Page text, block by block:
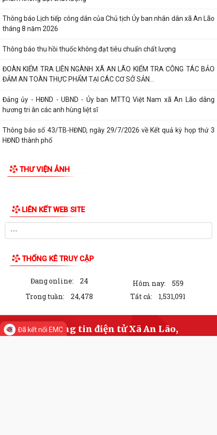
TIN MỚI
Thông báo về việc báo cáo nhanh tình hình khám sức khỏe định kỳ cho
công chức, viên chức, người lao...
Thông báo về việc đình chỉ lưu hành lưu hành, thu hồi và tiêu huỷ mỹ
Thông báo Lịch tiếp công dân của Chủ tịch Ủy ban nhân dân xã An Lão
Thông báo thu hồi thuốc không đạt tiêu chuẩn chất lượng
ĐOÀN KIỂM TRA LIÊN NGÀNH XÃ AN LÃO KIỂM TRA CÔNG TÁC BẢO
ĐẢM AN TOÀN THỰC PHẨM TẠI CÁC CƠ SỞ SẢN...
hương tri ân các anh hùng liệt sĩ
CÁC GIA ĐÌNH CHÍNH SÁCH NHÂN DỊP 27/7
XÃ CHỦ TRÌ HỘI NGHỊ LÀM VIỆC VỚI BÍ THƯ...
ĐẢNG ỦY - HĐND - UBND - ỦY BAN MTTQ VIỆT NAM XÃ AN LÃO
dự thảo Nghị quyết của Hội đồng...
Đã kết nối EMC